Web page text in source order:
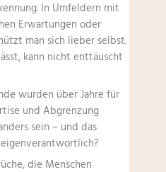
In Umfeldern mit
Erwartungen oder
man sich lieber selbst.
kann nicht enttäuscht
wurden über Jahre für
und Abgrenzung
sein – und das
die Menschen